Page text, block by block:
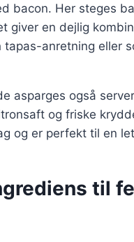
bacon. Her steges
giver en dejlig
anretning eller
asparges også
og friske
og er perfekt til en
til